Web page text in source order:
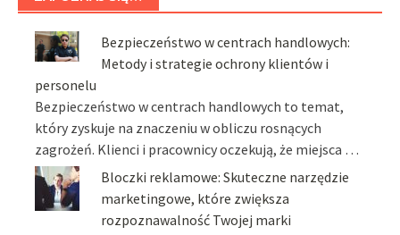
Bezpieczeństwo w centrach handlowych:
Metody i strategie ochrony klientów i
personelu
Bezpieczeństwo w centrach handlowych to temat,
który zyskuje na znaczeniu w obliczu rosnących
zagrożeń. Klienci i pracownicy oczekują, że miejsca …
Bloczki reklamowe: Skuteczne narzędzie
marketingowe, które zwiększa
rozpoznawalność Twojej marki